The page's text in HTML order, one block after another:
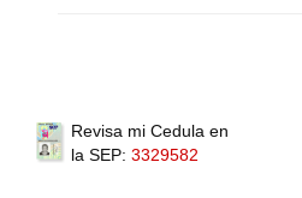
Revisa mi Cedula en
la SEP: 3329582